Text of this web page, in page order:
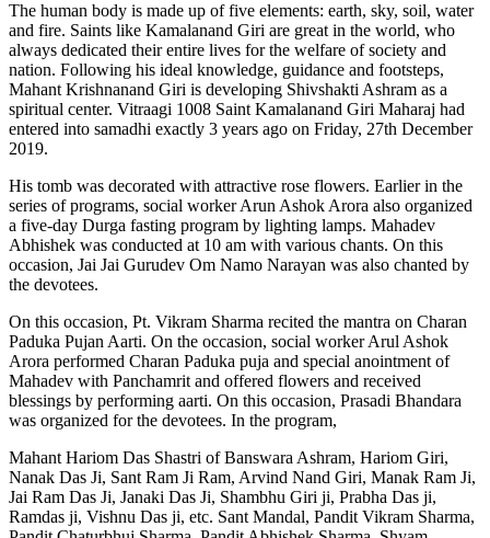
The human body is made up of five elements: earth, sky, soil, water
and fire. Saints like Kamalanand Giri are great in the world, who
always dedicated their entire lives for the welfare of society and
nation. Following his ideal knowledge, guidance and footsteps,
Mahant Krishnanand Giri is developing Shivshakti Ashram as a
spiritual center. Vitraagi 1008 Saint Kamalanand Giri Maharaj had
entered into samadhi exactly 3 years ago on Friday, 27th December
2019.
His tomb was decorated with attractive rose flowers. Earlier in the
series of programs, social worker Arun Ashok Arora also organized
a five-day Durga fasting program by lighting lamps. Mahadev
Abhishek was conducted at 10 am with various chants. On this
occasion, Jai Jai Gurudev Om Namo Narayan was also chanted by
the devotees.
On this occasion, Pt. Vikram Sharma recited the mantra on Charan
Paduka Pujan Aarti. On the occasion, social worker Arul Ashok
Arora performed Charan Paduka puja and special anointment of
Mahadev with Panchamrit and offered flowers and received
blessings by performing aarti. On this occasion, Prasadi Bhandara
was organized for the devotees. In the program,
Mahant Hariom Das Shastri of Banswara Ashram, Hariom Giri,
Nanak Das Ji, Sant Ram Ji Ram, Arvind Nand Giri, Manak Ram Ji,
Jai Ram Das Ji, Janaki Das Ji, Shambhu Giri ji, Prabha Das ji,
Ramdas ji, Vishnu Das ji, etc. Sant Mandal, Pandit Vikram Sharma,